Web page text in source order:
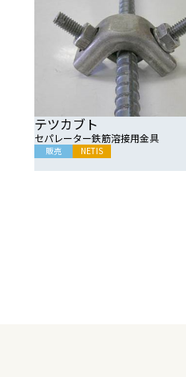
テツカブト
セパレーター鉄筋溶接用金具
販売 NETIS